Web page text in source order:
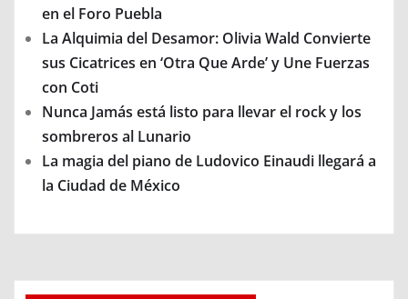
en el Foro Puebla
La Alquimia del Desamor: Olivia Wald Convierte
sus Cicatrices en ‘Otra Que Arde’ y Une Fuerzas
con Coti
Nunca Jamás está listo para llevar el rock y los
sombreros al Lunario
La magia del piano de Ludovico Einaudi llegará a
la Ciudad de México